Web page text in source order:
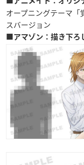
オープニングテーマ
スバージョン
■アマゾン：描き下ろ